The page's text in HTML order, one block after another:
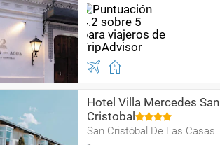
Hotel Villa Mercedes San
Cristobal
San Cristóbal De Las Casas